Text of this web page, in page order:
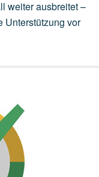
weiter ausbreitet –
Unterstützung vor